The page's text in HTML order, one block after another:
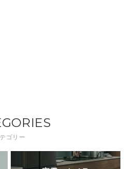
ゴリー